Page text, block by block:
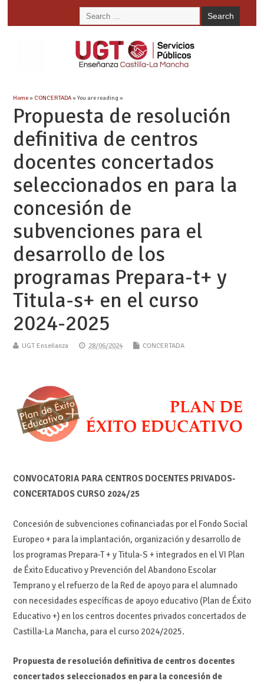
Home» CONCERTADA» You are reading »
Propuesta de resolución
definitiva de centros
docentes concertados
seleccionados en para la
concesión de
subvenciones para el
desarrollo de los
programas Prepara-t+ y
Titula-s+ en el curso
2024-2025
UGT Enseñanza 28/06/2024 CONCERTADA
CONVOCATORIA PARA CENTROS DOCENTES PRIVADOS-
CONCERTADOS CURSO 2024/25
Concesión de subvenciones cofinanciadas por el Fondo Social
Europeo + para la implantación, organización y desarrollo de
los programas Prepara-T + y Titula-S + integrados en el VI Plan
de Éxito Educativo y Prevención del Abandono Escolar
Temprano y el refuerzo de la Red de apoyo para el alumnado
con necesidades específicas de apoyo educativo (Plan de Éxito
Educativo +) en los centros docentes privados concertados de
Castilla-La Mancha, para el curso 2024/2025.
Propuesta de resolución definitiva de centros docentes
concertados seleccionados en para la concesión de